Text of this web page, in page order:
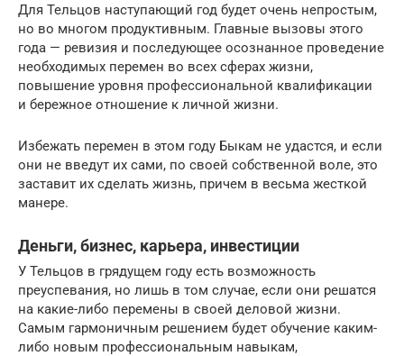
Для Тельцов наступающий год будет очень непростым,
но во многом продуктивным. Главные вызовы этого
года — ревизия и последующее осознанное проведение
необходимых перемен во всех сферах жизни,
повышение уровня профессиональной квалификации
и бережное отношение к личной жизни.
Избежать перемен в этом году Быкам не удастся, и если
они не введут их сами, по своей собственной воле, это
заставит их сделать жизнь, причем в весьма жесткой
манере.
Деньги, бизнес, карьера, инвестиции
У Тельцов в грядущем году есть возможность
преуспевания, но лишь в том случае, если они решатся
на какие-либо перемены в своей деловой жизни.
Самым гармоничным решением будет обучение каким-
либо новым профессиональным навыкам,